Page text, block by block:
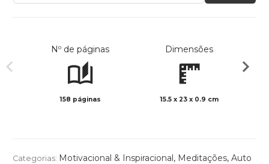
Nº de páginas
158 páginas
Dimensões
15.5 x 23 x 0.9 cm
Categorias: Motivacional & Inspiracional, Meditações, Auto